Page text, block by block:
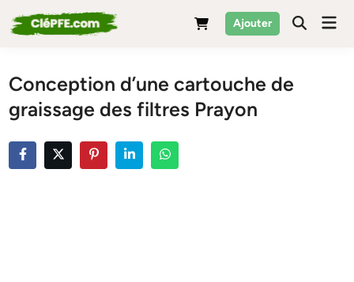
to
Ajouter
Conception d’une cartouche de
graissage des filtres Prayon